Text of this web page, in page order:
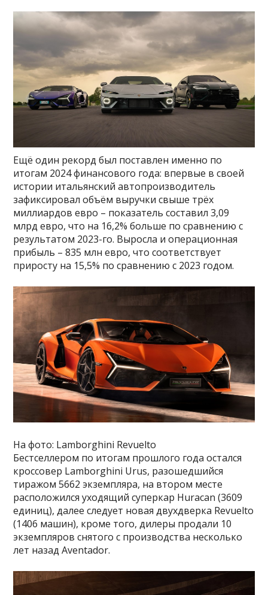
Ещё один рекорд был поставлен именно по
итогам 2024 финансового года: впервые в своей
истории итальянский автопроизводитель
зафиксировал объём выручки свыше трёх
миллиардов евро – показатель составил 3,09
млрд евро, что на 16,2% больше по сравнению с
результатом 2023-го. Выросла и операционная
прибыль – 835 млн евро, что соответствует
приросту на 15,5% по сравнению с 2023 годом.
На фото: Lamborghini Revuelto
Бестселлером по итогам прошлого года остался
кроссовер Lamborghini Urus, разошедшийся
тиражом 5662 экземпляра, на втором месте
расположился уходящий суперкар Huracan (3609
единиц), далее следует новая двухдверка Revuelto
(1406 машин), кроме того, дилеры продали 10
экземпляров снятого с производства несколько
лет назад Aventador.